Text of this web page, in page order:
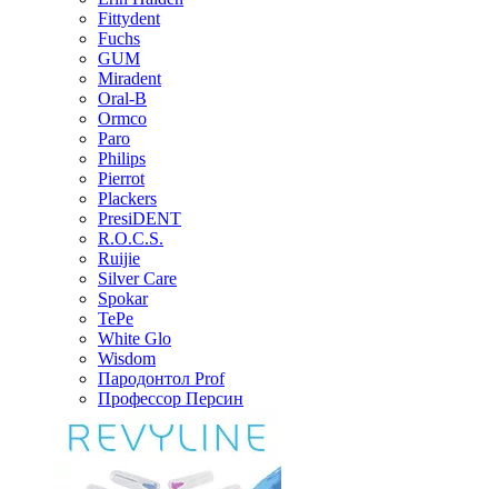
Fittydent
Fuchs
GUM
Miradent
Oral-B
Ormco
Paro
Philips
Pierrot
Plackers
PresiDENT
R.O.C.S.
Ruijie
Silver Care
Spokar
TePe
White Glo
Wisdom
Пародонтол Prof
Профессор Персин